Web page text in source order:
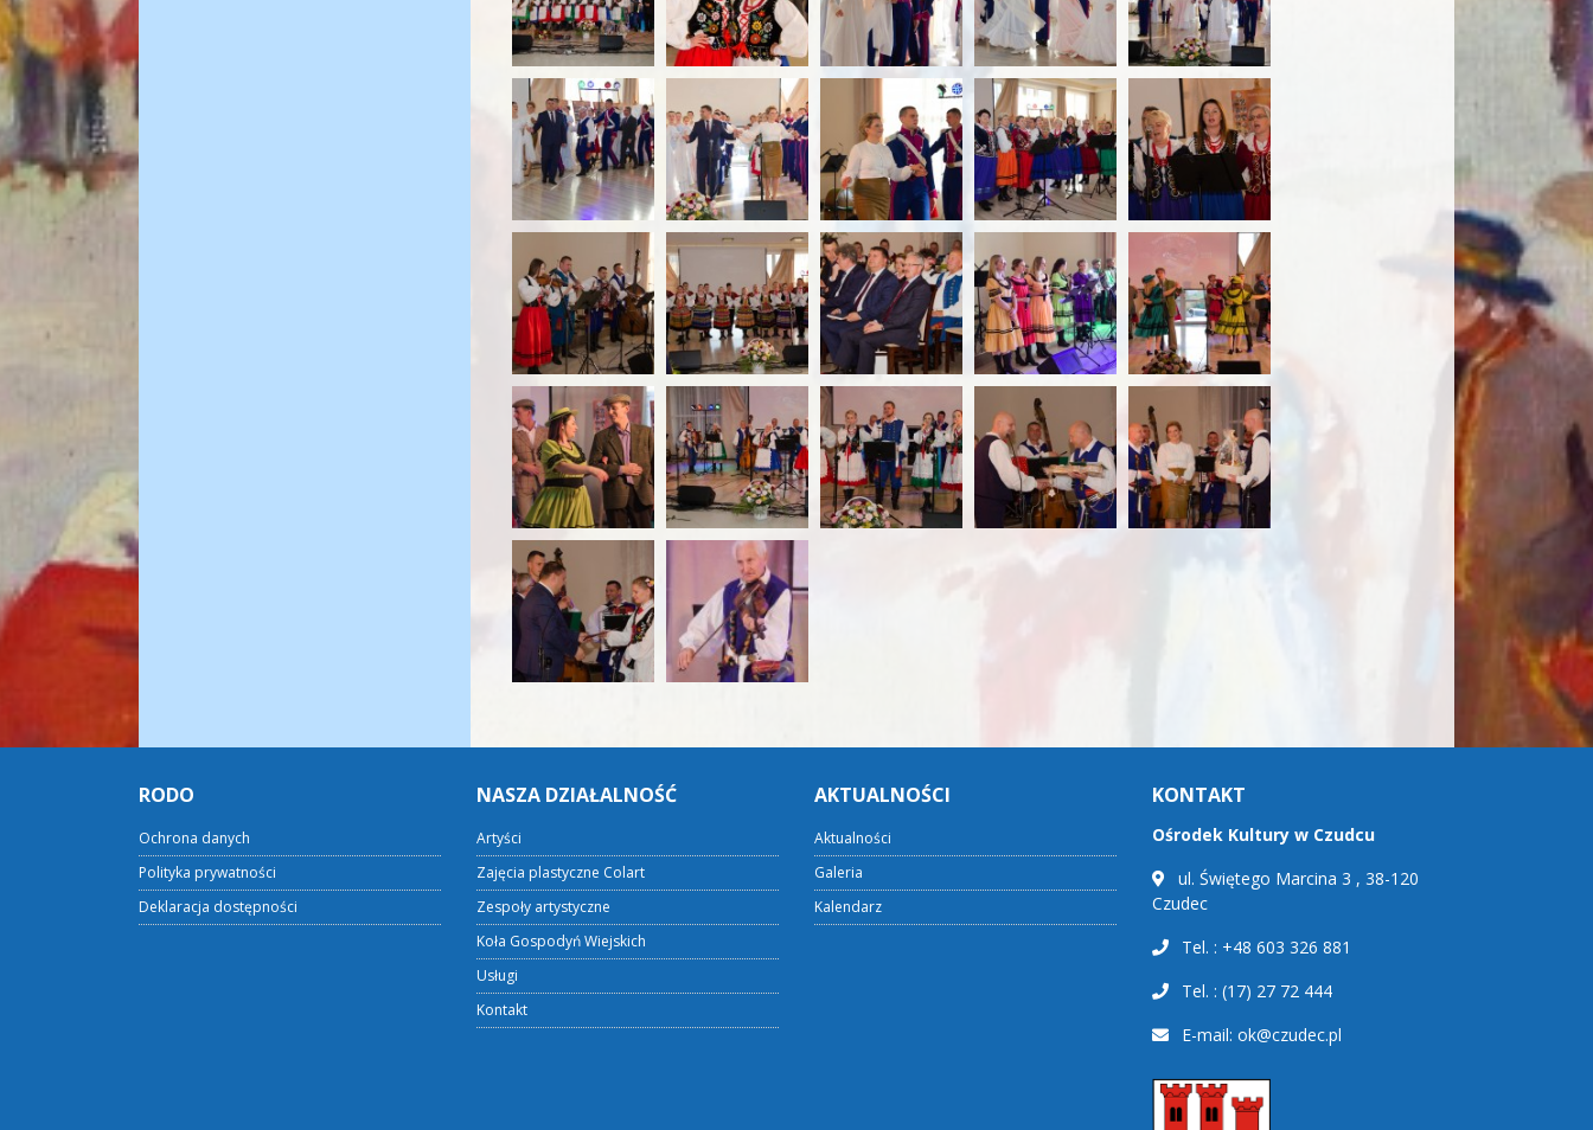
RODO
Ochrona danych
Polityka prywatności
Deklaracja dostępności
NASZA DZIAŁALNOŚĆ
Artyści
Zajęcia plastyczne Colart
Zespoły artystyczne
Koła Gospodyń Wiejskich
Usługi
Kontakt
AKTUALNOŚCI
Aktualności
Galeria
Kalendarz
KONTAKT
Ośrodek Kultury w Czudcu
ul. Świętego Marcina 3 , 38-120
Czudec
Tel. : +48 603 326 881
Tel. : (17) 27 72 444
E-mail: ok@czudec.pl